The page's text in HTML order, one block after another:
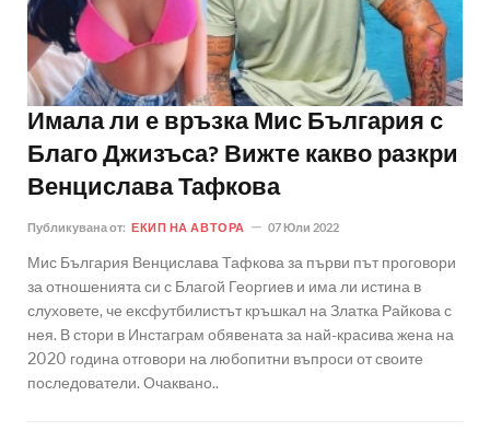
Имала ли е връзка Мис България с
Благо Джизъса? Вижте какво разкри
Венцислава Тафкова
Публикувана от: ЕКИП НА АВТОРА 07 Юли 2022
Мис България Венцислава Тафкова за първи път проговори
за отношенията си с Благой Георгиев и има ли истина в
слуховете, че ексфутбилистът кръшкал на Златка Райкова с
нея. В стори в Инстаграм обявената за най-красива жена на
2020 година отговори на любопитни въпроси от своите
последователи. Очаквано..